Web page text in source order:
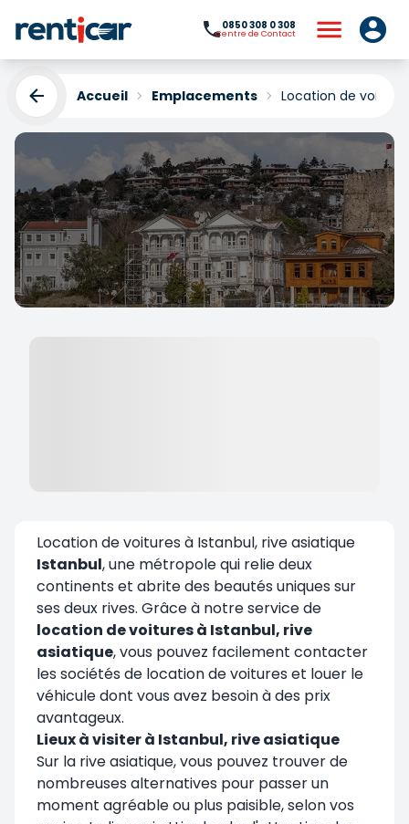
0850 308 0 308
Centre de Contact
Accueil Emplacements Location de
Location de voitures sur
Location de voitures à Istanbul, rive asiatique
Istanbul, une métropole qui relie deux
continents et abrite des beautés uniques sur
ses deux rives. Grâce à notre service de
location de voitures à Istanbul, rive
asiatique, vous pouvez facilement contacter
les sociétés de location de voitures et louer le
véhicule dont vous avez besoin à des prix
avantageux.
Lieux à visiter à Istanbul, rive asiatique
Sur la rive asiatique, vous pouvez trouver de
nombreuses alternatives pour passer un
moment agréable ou plus paisible, selon vos